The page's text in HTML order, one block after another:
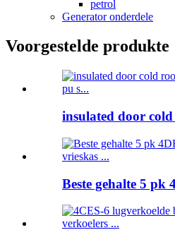
petrol
Generator onderdele
Voorgestelde produkte
insulated door
Beste gehalte 5 pk